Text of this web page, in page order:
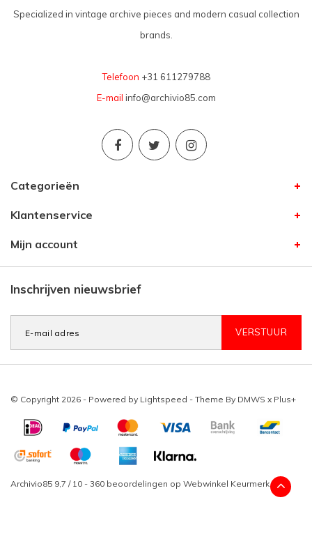
Specialized in vintage archive pieces and modern casual collection
brands.
Telefoon +31 611279788
E-mail info@archivio85.com
Categorieën
Klantenservice
Mijn account
Inschrijven nieuwsbrief
VERSTUUR
© Copyright 2026 - Powered by Lightspeed - Theme By DMWS x Plus+
Archivio85 9,7 / 10 - 360 beoordelingen op Webwinkel Keurmerk